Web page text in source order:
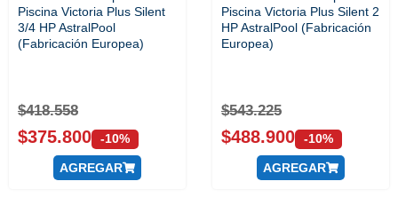
Piscina Victoria Plus Silent
3/4 HP AstralPool
(Fabricación Europea)
$418.558
$375.800 -10%
AGREGAR
Piscina Victoria Plus Silent 2
HP AstralPool (Fabricación
Europea)
$543.225
$488.900 -10%
AGREGAR